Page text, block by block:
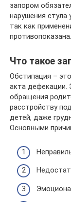
запором
нарушения стула
так как
противопоказана.
Что такое
Обстипация –
акта дефекации.
обращения
расстройству
детей, даже
Основными